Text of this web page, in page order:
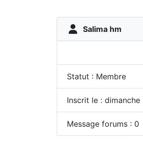
Salima hm
Statut : Membre
Inscrit le :
Message forums : 0